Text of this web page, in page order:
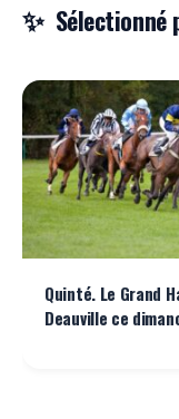
Sélectionné
Quinté. Le Grand
Deauville ce